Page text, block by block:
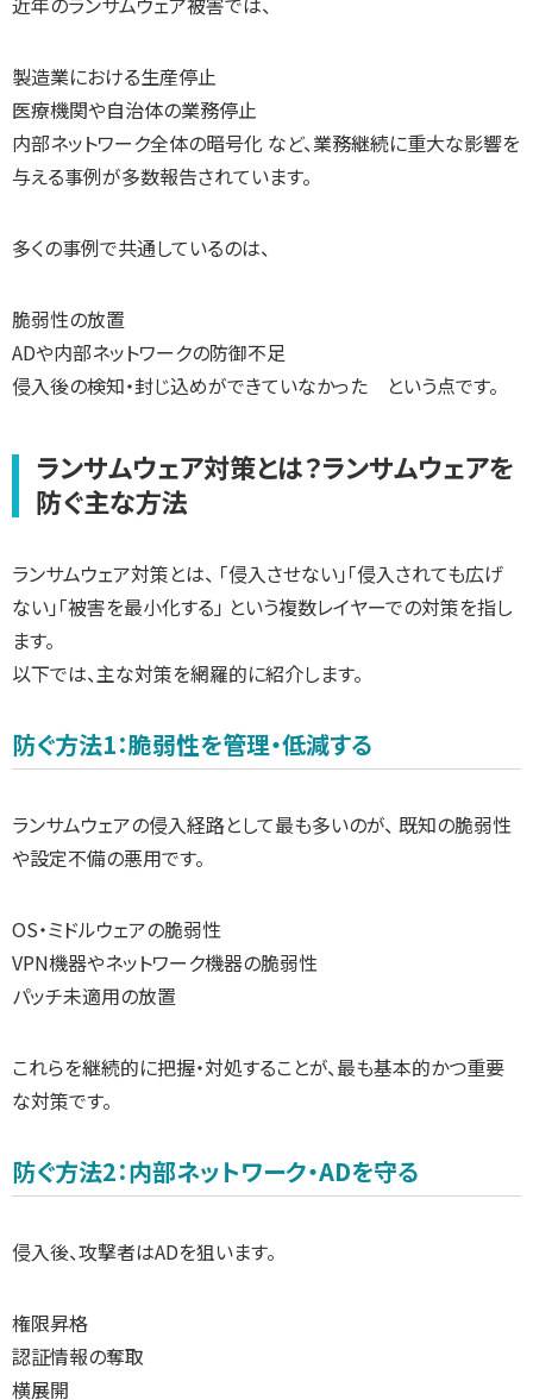
製造業における生産停止
医療機関や自治体の業務停止
内部ネットワーク全体の暗号化 など、業務継続に重大な影響を
与える事例が多数報告されています。
多くの事例で共通しているのは、
脆弱性の放置
ADや内部ネットワークの防御不足
侵入後の検知・封じ込めができていなかった という点です。
ランサムウェア対策とは？ランサムウェアを
防ぐ主な方法
ランサムウェア対策とは、 「侵入させない」「侵入されても広げ
ない」「被害を最小化する」 という複数レイヤーでの対策を指し
ます。
以下では、主な対策を網羅的に紹介します。
防ぐ方法1：脆弱性を管理・低減する
ランサムウェアの侵入経路として最も多いのが、 既知の脆弱性
や設定不備の悪用です。
OS・ミドルウェアの脆弱性
VPN機器やネットワーク機器の脆弱性
パッチ未適用の放置
これらを継続的に把握・対処することが、最も基本的かつ重要
な対策です。
防ぐ方法2：内部ネットワーク・ADを守る
侵入後、攻撃者はADを狙います。
権限昇格
認証情報の奪取
横展開